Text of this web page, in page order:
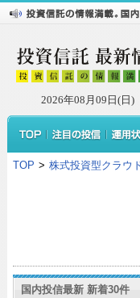
2026年08月09日(日)
TOP > 株式投資型クラウ
国内投信最新 新着30件